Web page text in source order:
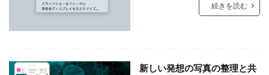
続きを読む
新しい発想の写真の整理と共